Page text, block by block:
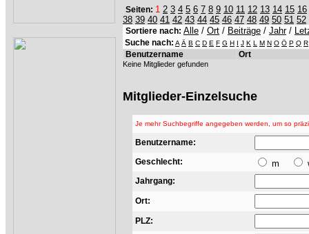
Seiten: 1 2 3 4 5 6 7 8 9 10 11 12 13 14 15 16
38 39 40 41 42 43 44 45 46 47 48 49 50 51 52
Sortiere nach: Alle / Ort / Beiträge / Jahr/
Suche nach: A Ä B C D E F G H I J K L M N O Ö P Q R
Benutzername Ort
Keine Mitglieder gefunden
Mitglieder-Einzelsuche
Je mehr Suchbegriffe angegeben werden, um so
Benutzername:
Geschlecht:
m
Jahrgang:
Ort:
PLZ: